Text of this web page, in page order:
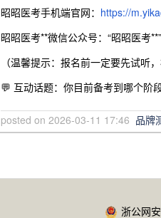
昭昭医考手机端官网： https://
昭昭医考**微信公众号：“昭昭医考
（温馨提示：报名前一定要先试听
💬 互动话题：你目前备考到哪个阶
posted on 2026-03-11 17:46 品牌
浙公网